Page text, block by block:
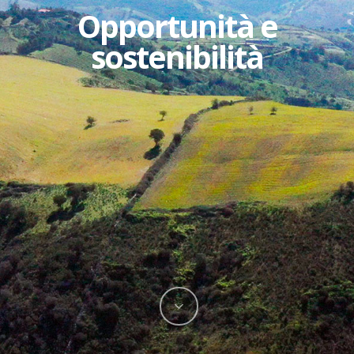
Opportunità e
sostenibilità